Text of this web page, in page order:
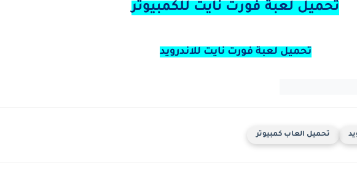
تحميل لعبة فورت نايت للكمبيوتر
تحميل لعبة فورت نايت للاندرويد
تحميل العاب كمبيوتر